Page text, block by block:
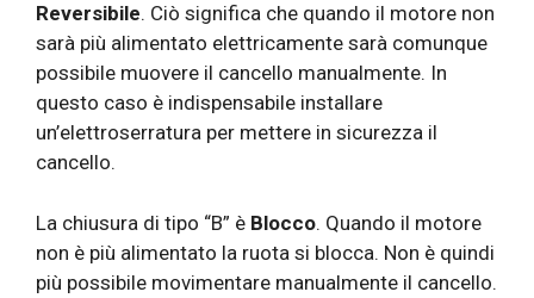
Reversibile. Ciò significa che quando il motore non
sarà più alimentato elettricamente sarà comunque
possibile muovere il cancello manualmente. In
questo caso è indispensabile installare
un’elettroserratura per mettere in sicurezza il
cancello.
La chiusura di tipo “B” è Blocco. Quando il motore
non è più alimentato la ruota si blocca. Non è quindi
più possibile movimentare manualmente il cancello.